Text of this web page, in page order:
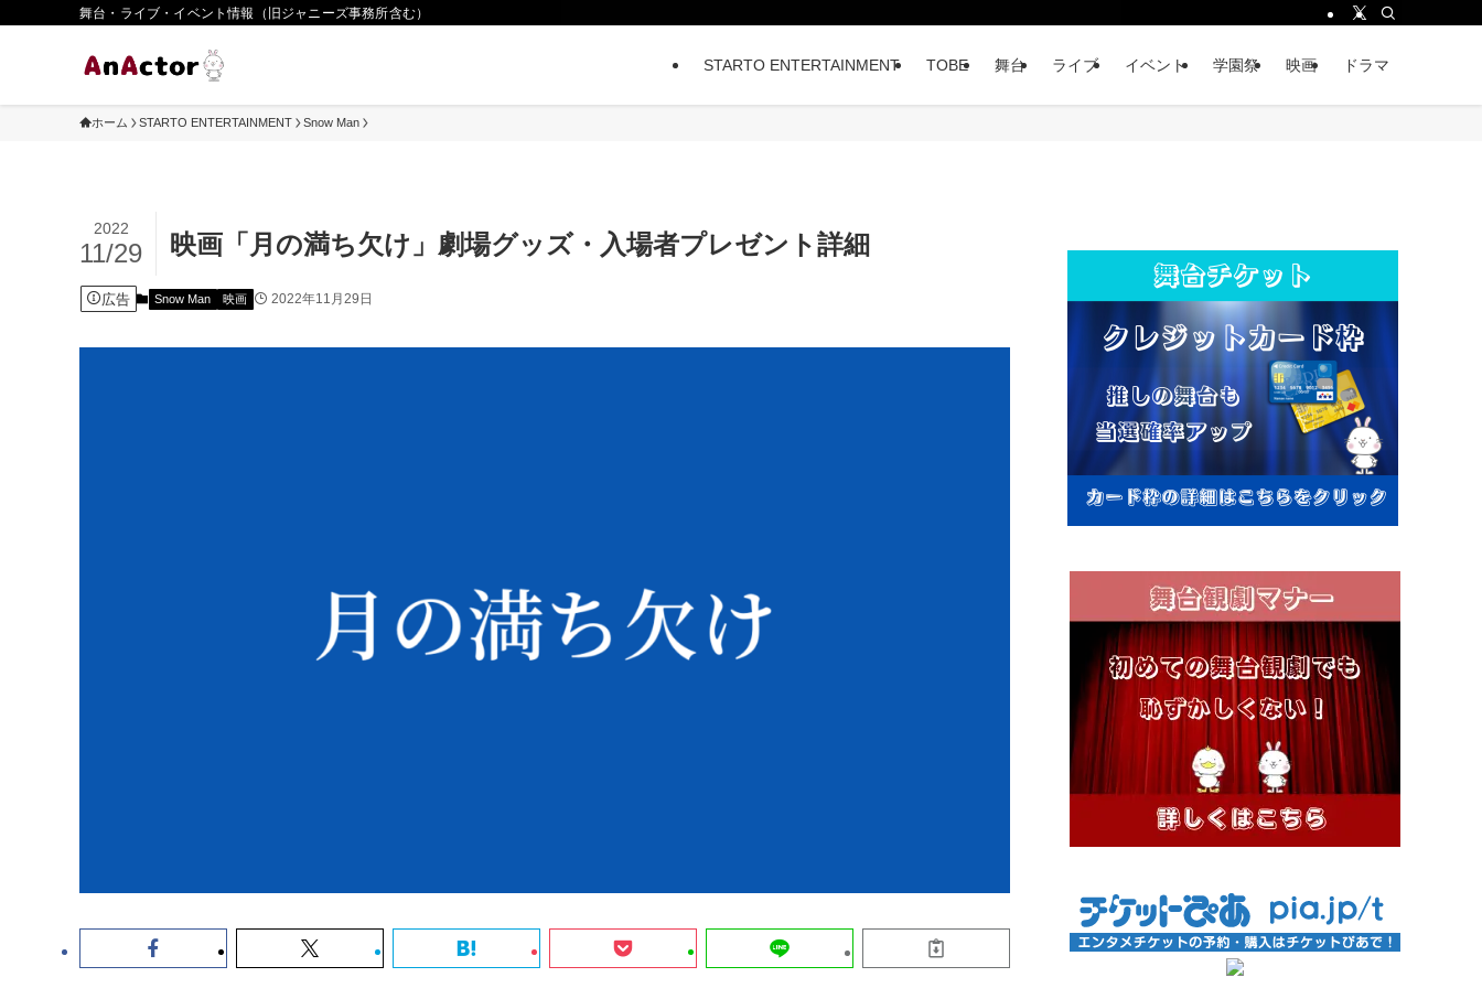
舞台・ライブ・イベント情報（旧ジャニーズ事務所含む）
STARTO ENTERTAINMENT TOBE 舞台 ライブ イベント 学園祭 映画 ドラマ
ホーム STARTO ENTERTAINMENT Snow Man
映画「月の満ち欠け」劇場グッズ・入場者プレゼント詳細
2022
11/29
広告 Snow Man 映画 2022年11月29日